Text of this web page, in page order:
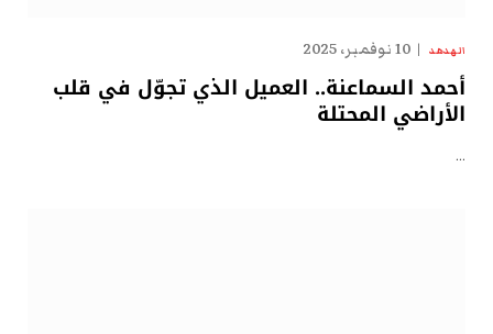
الهدهد 10 نوفمبر، 2025
أحمد السماعنة.. العميل الذي تجوّل في قلب
الأراضي المحتلة
…